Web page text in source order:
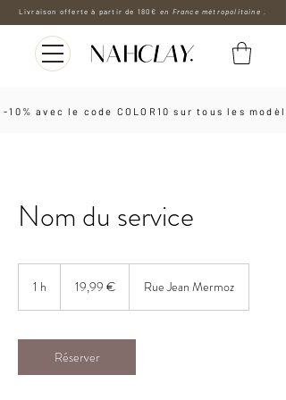
Livraison offerte à partir de 180€ en France métropolitaine .
-10% avec le code COLOR10 sur tous les
Nom du service
1 h 19,99 € Rue Jean Mermoz
Réserver